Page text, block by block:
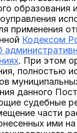
образования
применения
Кодексом
. При этом
полностью
данного
судебные
части
ими